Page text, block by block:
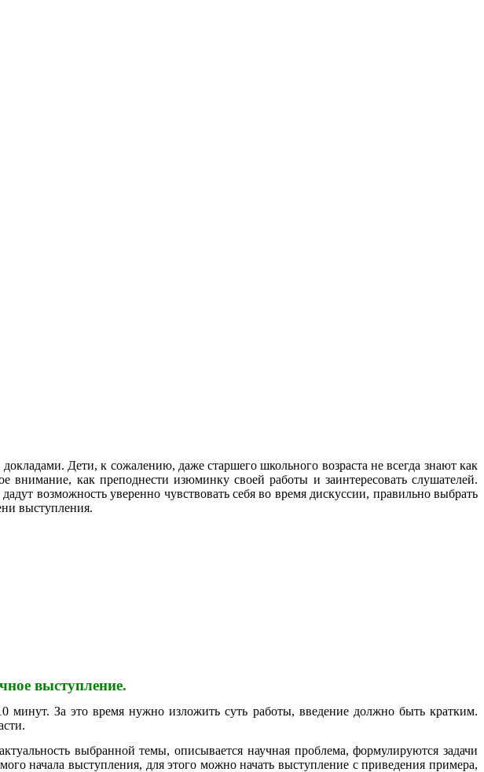
Дети, к сожалению, даже старшего школьного возраста не всегда знают как
внимание, как преподнести изюминку своей работы и заинтересовать слушателей.
возможность уверенно чувствовать себя во время дискуссии, правильно выбрать
выступления.
выступление.
минут. За это время нужно изложить суть работы, введение должно быть кратким.
выбранной темы, описывается научная проблема, формулируются задачи
начала выступления, для этого можно начать выступление с приведения примера,